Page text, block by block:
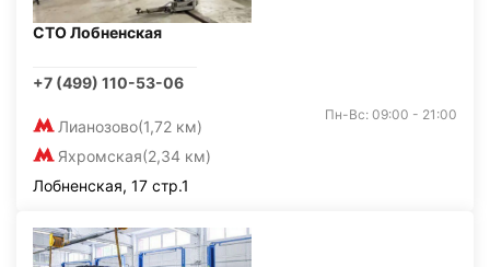
СТО Лобненская
+7 (499) 110-53-06
Лианозово(1,72 км)
Яхромская(2,34 км)
Пн-Вс: 09:00 - 21:00
Лобненская, 17 стр.1